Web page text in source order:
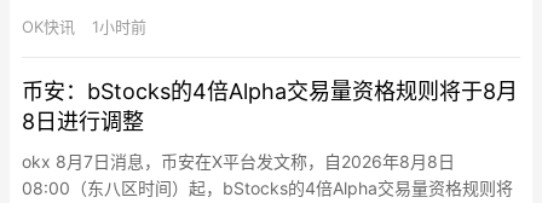
收益中抽取一定比例的分成。与月之暗面此前发布的Kimi K3模型
类似，阿里巴巴的Qwen3.8-Max模型是一款开源开放权重模型，
们通常认为开源即免费，但月之暗面旗下 Kimi K…
OK快讯 1小时前
币安：bStocks的4倍Alpha交易量资格规则将于8月
8日进行调整
okx 8月7日消息，币安在X平台发文称，自2026年8月8日
08:00（东八区时间）起，bStocks的4倍Alpha交易量资格规则将